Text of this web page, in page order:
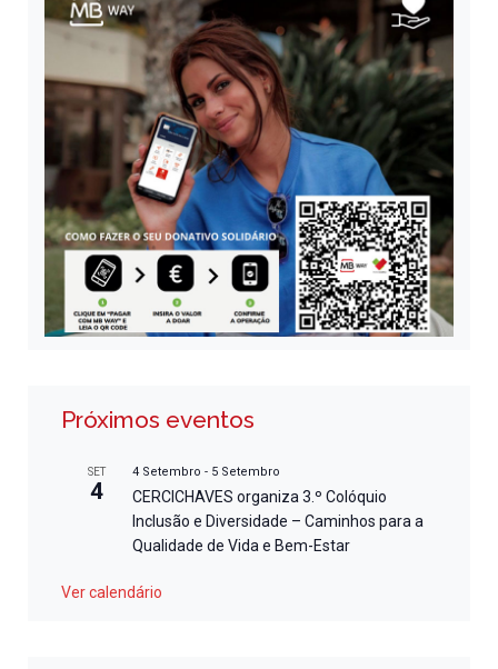
Próximos eventos
SET
4
4 Setembro - 5 Setembro
CERCICHAVES organiza 3.º Colóquio
Inclusão e Diversidade – Caminhos para a
Qualidade de Vida e Bem-Estar
Ver calendário